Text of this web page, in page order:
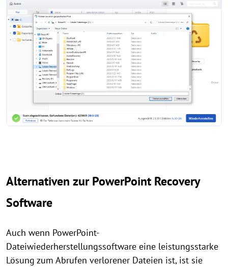
Alternativen zur PowerPoint Recovery
Software
Auch wenn PowerPoint-
Dateiwiederherstellungssoftware eine leistungsstarke
Lösung zum Abrufen verlorener Dateien ist, ist sie